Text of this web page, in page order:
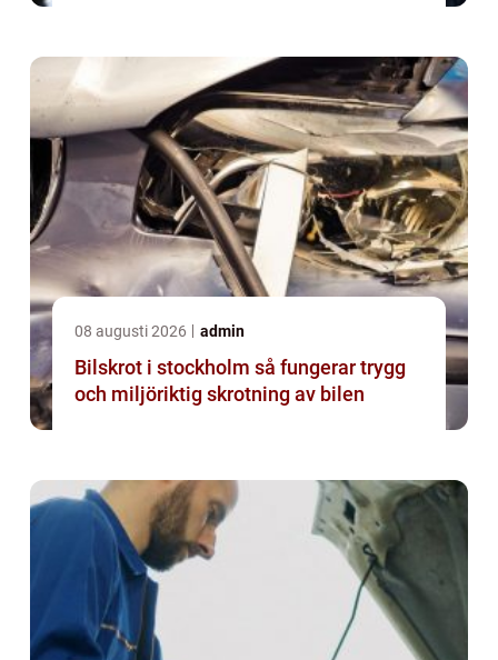
08 augusti 2026 admin
Bilskrot i stockholm så fungerar trygg
och miljöriktig skrotning av bilen